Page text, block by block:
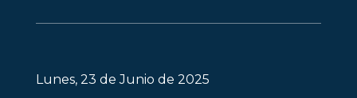
Lunes, 23 de Junio de 2025